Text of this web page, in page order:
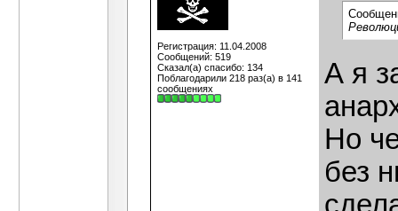
Регистрация: 11.04.2008
Сообщений: 519
Сказал(а) спасибо: 134
Поблагодарили 218 раз(а) в 141
сообщениях
А я
Но
без